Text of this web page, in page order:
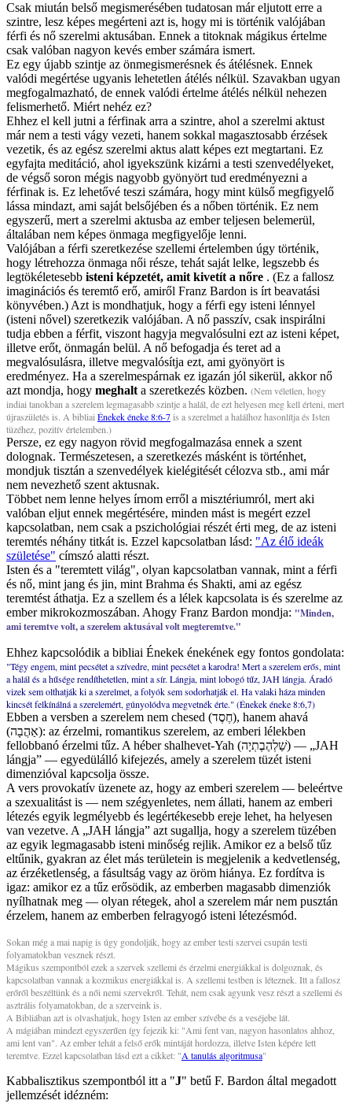
Csak miután belső megismerésében tudatosan már eljutott erre a
szintre, lesz képes megérteni azt is, hogy mi is történik valójában
férfi és nő szerelmi aktusában. Ennek a titoknak mágikus értelme
csak valóban nagyon kevés ember számára ismert.
Ez egy újabb szintje az önmegismerésnek és átélésnek. Ennek
valódi megértése ugyanis lehetetlen átélés nélkül. Szavakban ugyan
megfogalmazható, de ennek valódi értelme átélés nélkül nehezen
felismerhető. Miért nehéz ez?
Ehhez el kell jutni a férfinak arra a szintre, ahol a szerelmi aktust
már nem a testi vágy vezeti, hanem sokkal magasztosabb érzések
vezetik, és az egész szerelmi aktus alatt képes ezt megtartani. Ez
egyfajta meditáció, ahol igyekszünk kizárni a testi szenvedélyeket,
de végső soron mégis nagyobb gyönyört tud eredményezni a
férfinak is. Ez lehetővé teszi számára, hogy mint külső megfigyelő
lássa mindazt, ami saját belsőjében és a nőben történik. Ez nem
egyszerű, mert a szerelmi aktusba az ember teljesen belemerül,
általában nem képes önmaga megfigyelője lenni.
Valójában a férfi szeretkezése szellemi értelemben úgy történik,
hogy létrehozza önmaga női része, tehát saját lelke, legszebb és
legtökéletesebb isteni képzetét, amit kivetít a nőre . (Ez a fallosz
imaginációs és teremtő erő, amiről Franz Bardon is írt beavatási
könyvében.) Azt is mondhatjuk, hogy a férfi egy isteni lénnyel
(isteni nővel) szeretkezik valójában. A nő passzív, csak inspirálni
tudja ebben a férfit, viszont hagyja megvalósulni ezt az isteni képet,
illetve erőt, önmagán belül. A nő befogadja és teret ad a
megvalósulásra, illetve megvalósítja ezt, ami gyönyört is
eredményez. Ha a szerelmespárnak ez igazán jól sikerül, akkor nő
azt mondja, hogy meghalt a szeretkezés közben. (Nem véletlen, hogy
indiai tanokban a szerelem legmagasabb szintje a halál, de ezt helyesen meg kell érteni, mert
újraszületés is. A bibliai Énekek éneke 8:6-7is a szerelmet a halálhoz hasonlítja és Isten
tüzéhez, pozitív értelemben.)
Persze, ez egy nagyon rövid megfogalmazása ennek a szent
dolognak. Természetesen, a szeretkezés másként is történhet,
mondjuk tisztán a szenvedélyek kielégitését célozva stb., ami már
nem nevezhető szent aktusnak.
Többet nem lenne helyes írnom erről a misztériumról, mert aki
valóban eljut ennek megértésére, minden mást is megért ezzel
kapcsolatban, nem csak a pszichológiai részét érti meg, de az isteni
teremtés néhány titkát is. Ezzel kapcsolatban lásd: "Az élő ideák
születése" címszó alatti részt.
Isten és a "teremtett világ", olyan kapcsolatban vannak, mint a férfi
és nő, mint jang és jin, mint Brahma és Shakti, ami az egész
teremtést áthatja. Ez a szellem és a lélek kapcsolata is és szerelme az
ember mikrokozmoszában. Ahogy Franz Bardon mondja: "Minden,
ami teremtve volt, a szerelem aktusával volt megteremtve."
Ehhez kapcsolódik a bibliai Énekek énekének egy fontos gondolata:
"Tégy engem, mint pecsétet a szívedre, mint pecsétet a karodra! Mert a szerelem erős, mint
a halál és a hűsége rendíthetetlen, mint a sír. Lángja, mint lobogó tűz, JAH lángja. Áradó
vizek sem olthatják ki a szerelmet, a folyók sem sodorhatják el. Ha valaki háza minden
kincsét felkínálná a szerelemért, gúnyolódva megvetnék érte." (Énekek éneke 8:6,7)
Ebben a versben a szerelem nem chesed (חֶסֶד), hanem ahavá
(אַהֲבָה): az érzelmi, romantikus szerelem, az emberi lélekben
fellobbanó érzelmi tűz. A héber shalhevet-Yah (שַׁלְהֶבֶתְיָה) — „JAH
lángja” — egyedülálló kifejezés, amely a szerelem tüzét isteni
dimenzióval kapcsolja össze.
A vers provokatív üzenete az, hogy az emberi szerelem — beleértve
a szexualitást is — nem szégyenletes, nem állati, hanem az emberi
létezés egyik legmélyebb és legértékesebb ereje lehet, ha helyesen
van vezetve. A „JAH lángja” azt sugallja, hogy a szerelem tüzében
az egyik legmagasabb isteni minőség rejlik. Amikor ez a belső tűz
eltűnik, gyakran az élet más területein is megjelenik a kedvetlenség,
az érzéketlenség, a fásultság vagy az öröm hiánya. Ez fordítva is
igaz: amikor ez a tűz erősödik, az emberben magasabb dimenziók
nyílhatnak meg — olyan rétegek, ahol a szerelem már nem pusztán
érzelem, hanem az emberben felragyogó isteni létezésmód.
Sokan még a mai napig is úgy gondolják, hogy az ember testi szervei csupán testi
folyamatokban vesznek részt.
Mágikus szempontból ezek a szervek szellemi és érzelmi energiákkal is dolgoznak, és
kapcsolatban vannak a kozmikus energiákkal is. A szellemi testben is léteznek. Itt a fallosz
erőről beszéltünk és a női nemi szervekről. Tehát, nem csak agyunk vesz részt a szellemi és
asztrális folyamatokban, de a szerveink is.
A Bibliában azt is olvashatjuk, hogy Isten az ember szívébe és a veséjebe lát.
A mágiában mindezt egyszerűen így fejezik ki: "Ami fent van, nagyon hasonlatos ahhoz,
ami lent van". Az ember tehát a felső erők mintáját hordozza, illetve Isten képére lett
teremtve. Ezzel kapcsolatban lásd ezt a cikket: "A tanulás algoritmusa"
Kabbalisztikus szempontból itt a "J" betű F. Bardon által megadott
jellemzését idézném: